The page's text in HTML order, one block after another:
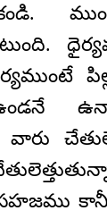
వారు
కానీ